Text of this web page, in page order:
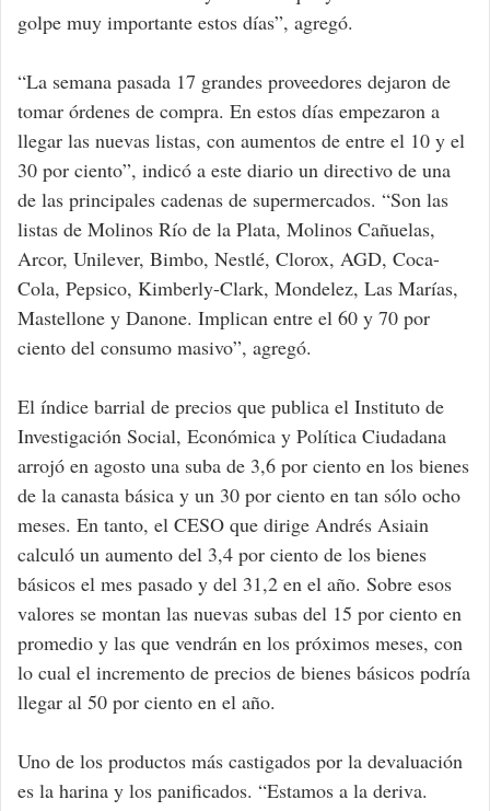
golpe muy importante estos días”, agregó.
“La semana pasada 17 grandes proveedores dejaron de
tomar órdenes de compra. En estos días empezaron a
llegar las nuevas listas, con aumentos de entre el 10 y el
30 por ciento”, indicó a este diario un directivo de una
de las principales cadenas de supermercados. “Son las
listas de Molinos Río de la Plata, Molinos Cañuelas,
Arcor, Unilever, Bimbo, Nestlé, Clorox, AGD, Coca-
Cola, Pepsico, Kimberly-Clark, Mondelez, Las Marías,
Mastellone y Danone. Implican entre el 60 y 70 por
ciento del consumo masivo”, agregó.
El índice barrial de precios que publica el Instituto de
Investigación Social, Económica y Política Ciudadana
arrojó en agosto una suba de 3,6 por ciento en los bienes
de la canasta básica y un 30 por ciento en tan sólo ocho
meses. En tanto, el CESO que dirige Andrés Asiain
calculó un aumento del 3,4 por ciento de los bienes
básicos el mes pasado y del 31,2 en el año. Sobre esos
valores se montan las nuevas subas del 15 por ciento en
promedio y las que vendrán en los próximos meses, con
lo cual el incremento de precios de bienes básicos podría
llegar al 50 por ciento en el año.
Uno de los productos más castigados por la devaluación
es la harina y los panificados. “Estamos a la deriva.